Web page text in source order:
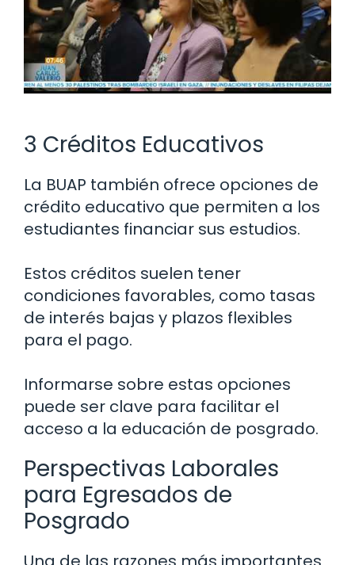
3 Créditos Educativos
La BUAP también ofrece opciones de
crédito educativo que permiten a los
estudiantes financiar sus estudios.
Estos créditos suelen tener
condiciones favorables, como tasas
de interés bajas y plazos flexibles
para el pago.
Informarse sobre estas opciones
puede ser clave para facilitar el
acceso a la educación de posgrado.
Perspectivas Laborales
para Egresados de
Posgrado